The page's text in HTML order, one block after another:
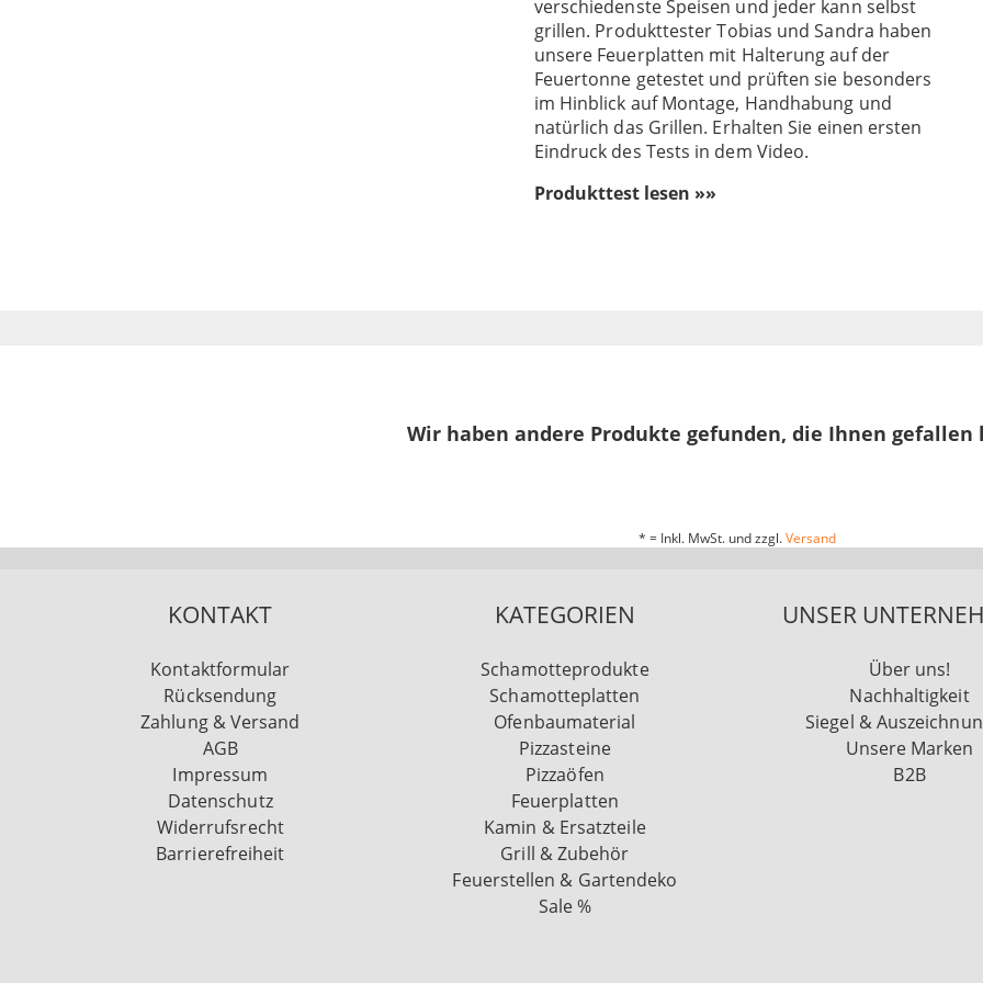
verschiedenste Speisen und jeder kann selbst
grillen. Produkttester Tobias und Sandra haben
unsere Feuerplatten mit Halterung auf der
Feuertonne getestet und prüften sie besonders
im Hinblick auf Montage, Handhabung und
natürlich das Grillen. Erhalten Sie einen ersten
Eindruck des Tests in dem Video.
Produkttest lesen »»
Wir haben andere Produkte gefunden, die Ihnen gefallen
* = Inkl. MwSt. und zzgl.Versand
KONTAKT
Kontaktformular
Rücksendung
Zahlung & Versand
AGB
Impressum
Datenschutz
Widerrufsrecht
Barrierefreiheit
KATEGORIEN
Schamotteprodukte
Schamotteplatten
Ofenbaumaterial
Pizzasteine
Pizzaöfen
Feuerplatten
Kamin & Ersatzteile
Grill & Zubehör
Feuerstellen & Gartendeko
Sale %
UNSER
Über uns!
Nachhaltigkeit
Siegel &
Unsere Marken
B2B